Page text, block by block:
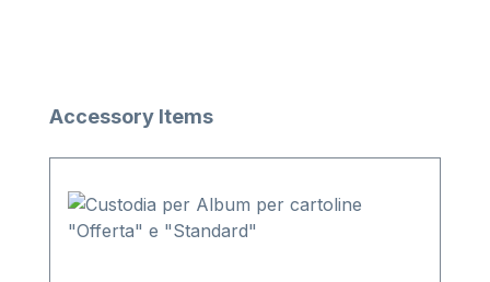
Salta la galleria dei prodotti
Accessory Items